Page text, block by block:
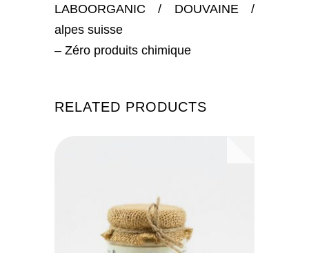
LABOORGANIC / DOUVAINE /
alpes suisse
– Zéro produits chimique
RELATED PRODUCTS